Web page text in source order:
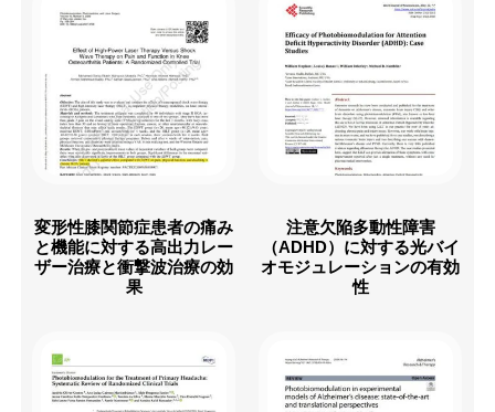
変形性膝関節症患者の痛み
と機能に対する高出力レー
ザー治療と衝撃波治療の効
果
注意欠陥多動性障害
（ADHD）に対する光バイ
オモジュレーションの有効
性